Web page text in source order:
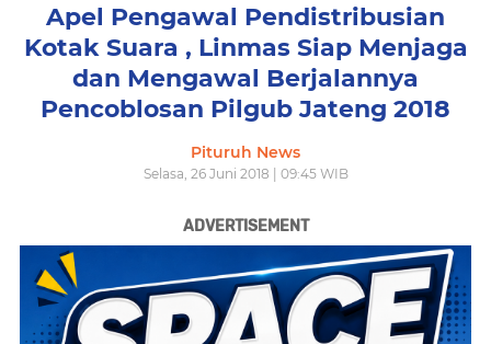
Apel Pengawal Pendistribusian
Kotak Suara , Linmas Siap Menjaga
dan Mengawal Berjalannya
Pencoblosan Pilgub Jateng 2018
Pituruh News
Selasa, 26 Juni 2018 | 09:45 WIB
ADVERTISEMENT